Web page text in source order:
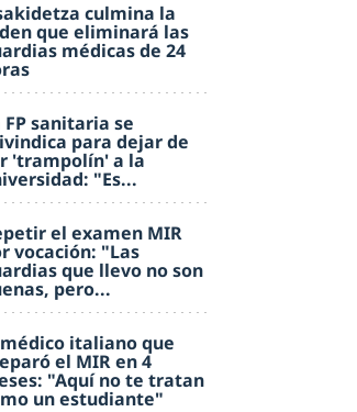
culmina la
que eliminará las
médicas de 24
FP sanitaria se
para dejar de
'trampolín' a la
"Es...
el examen MIR
vocación: "Las
que llevo no son
pero...
italiano que
el MIR en 4
"Aquí no te tratan
un estudiante"